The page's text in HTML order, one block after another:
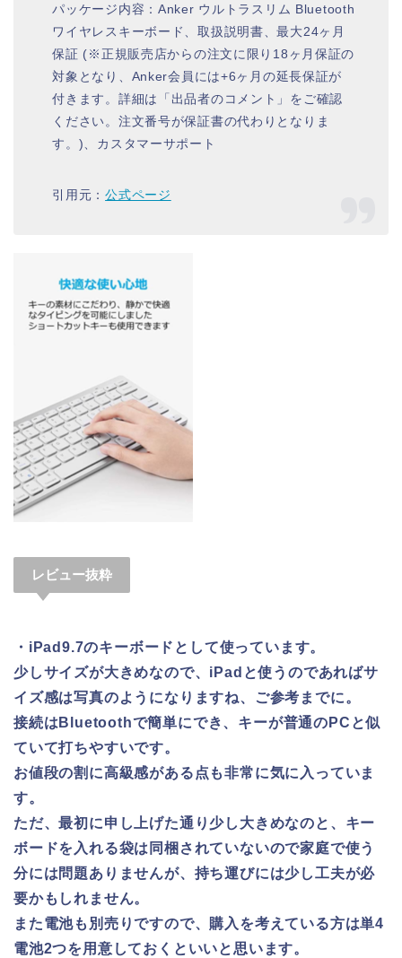
パッケージ内容：Anker ウルトラスリム Bluetooth
ワイヤレスキーボード、取扱説明書、最大24ヶ月
保証 (※正規販売店からの注文に限り18ヶ月保証の
対象となり、Anker会員には+6ヶ月の延長保証が
付きます。詳細は「出品者のコメント」をご確認
ください。注文番号が保証書の代わりとなりま
す。)、カスタマーサポート
引用元：公式ページ
レビュー抜粋
・iPad9.7のキーボードとして使っています。
少しサイズが大きめなので、iPadと使うのであればサ
イズ感は写真のようになりますね、ご参考までに。
接続はBluetoothで簡単にでき、キーが普通のPCと似
ていて打ちやすいです。
お値段の割に高級感がある点も非常に気に入っていま
す。
ただ、最初に申し上げた通り少し大きめなのと、キー
ボードを入れる袋は同梱されていないので家庭で使う
分には問題ありませんが、持ち運びには少し工夫が必
要かもしれません。
また電池も別売りですので、購入を考えている方は単4
電池2つを用意しておくといいと思います。